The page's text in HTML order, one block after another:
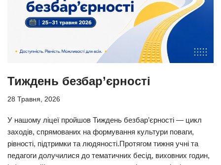
Тиждень безбар’єрності
28 Травня, 2026
У нашому ліцеї пройшов Тиждень безбар’єрності — цикл
заходів, спрямованих на формування культури поваги,
рівності, підтримки та людяності.Протягом тижня учні та
педагоги долучилися до тематичних бесід, виховних годин,